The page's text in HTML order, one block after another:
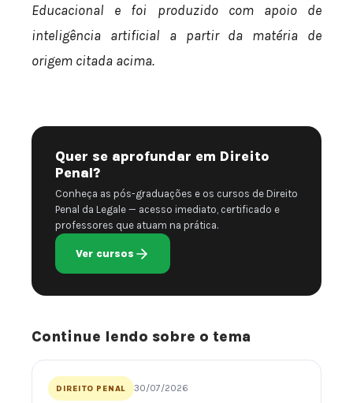
Educacional e foi produzido com apoio de
inteligência artificial a partir da matéria de
origem citada acima.
Quer se aprofundar em Direito
Penal?
Conheça as pós-graduações e os cursos de Direito
Penal da Legale — acesso imediato, certificado e
professores que atuam na prática.
Ver cursos
Continue lendo sobre o tema
DIREITO PENAL 30/07/2026